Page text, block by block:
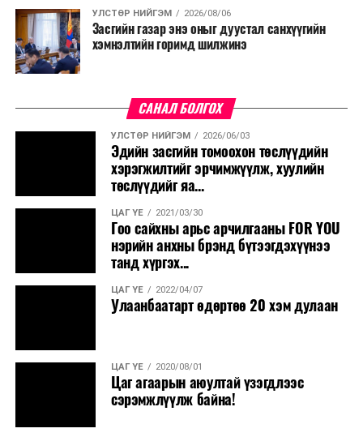
УЛСТӨР НИЙГЭМ 2026/08/06
Засгийн газар энэ оныг дуустал санхүүгийн
хэмнэлтийн горимд шилжинэ
САНАЛ БОЛГОХ
УЛСТӨР НИЙГЭМ 2026/06/03
Эдийн засгийн томоохон төслүүдийн
хэрэгжилтийг эрчимжүүлж, хуулийн
төслүүдийг яа...
ЦАГ ҮЕ 2021/03/30
Гоо сайхны арьс арчилгааны FOR YOU
нэрийн анхны брэнд бүтээгдэхүүнээ
танд хүргэх...
ЦАГ ҮЕ 2022/04/07
Улаанбаатарт өдөртөө 20 хэм дулаан
ЦАГ ҮЕ 2020/08/01
Цаг агаарын аюултай үзэгдлээс
сэрэмжлүүлж байна!